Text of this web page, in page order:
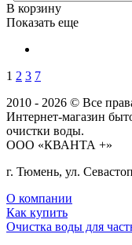
В корзину
Показать еще
1 2 3 7
2010 - 2026 © Все
Интернет-магазин
очистки воды.
ООО «КВАНТА +»
г. Тюмень, ул.
О компании
Как купить
Очистка воды для